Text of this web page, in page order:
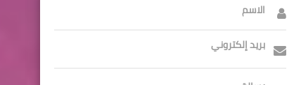
الاسم
بريد إلكتروني